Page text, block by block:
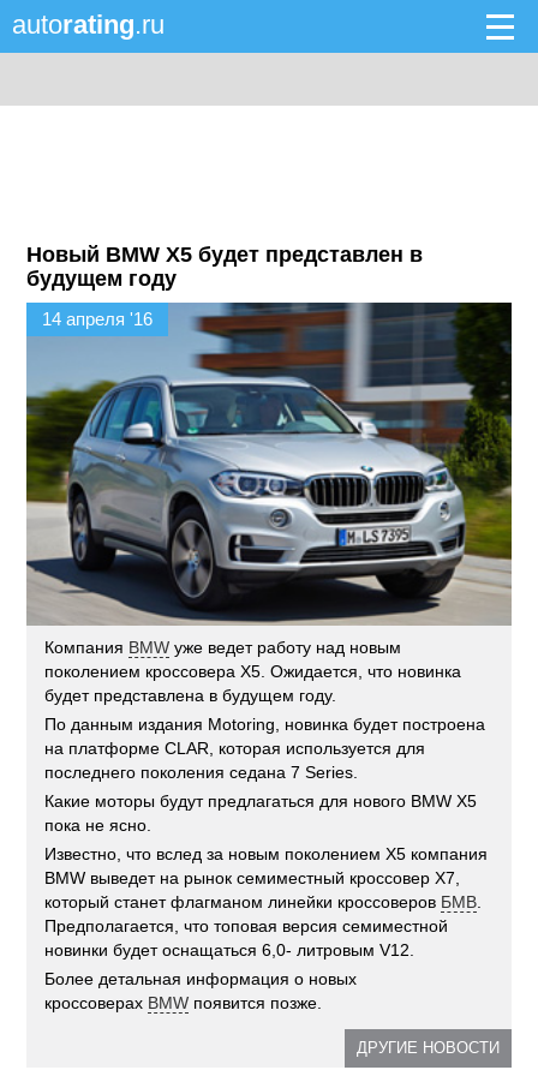
autorating.ru
Новый BMW X5 будет представлен в
будущем году
14 апреля '16
Компания BMW уже ведет работу над новым
поколением кроссовера X5. Ожидается, что новинка
будет представлена в будущем году.
По данным издания Motoring, новинка будет построена
на платформе CLAR, которая используется для
последнего поколения седана 7 Series.
Какие моторы будут предлагаться для нового BMW X5
пока не ясно.
Известно, что вслед за новым поколением X5 компания
BMW выведет на рынок семиместный кроссовер X7,
который станет флагманом линейки кроссоверов БМВ
Предполагается, что топовая версия семиместной
новинки будет оснащаться 6,0- литровым V12.
Более детальная информация о новых
кроссоверах BMW появится позже.
ДРУГИЕ НОВОСТИ